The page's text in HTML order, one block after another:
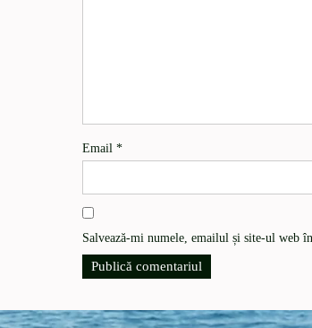
Email *
Salvează-mi numele, emailul și site-ul web